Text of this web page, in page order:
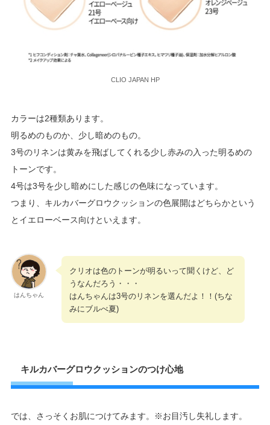
CLIO JAPAN HP
カラーは2種類あります。
明るめのものか、少し暗めのもの。
3号のリネンは黄みを飛ばしてくれる少し赤みの入った明るめの
トーンです。
4号は3号を少し暗めにした感じの色味になっています。
つまり、キルカバーグロウクッションの色展開はどちらかという
とイエローベース向けといえます。
はんちゃん
クリオは色のトーンが明るいって聞くけど、ど
うなんだろう・・・
はんちゃんは3号のリネンを選んだよ！！(ちな
みにブルべ夏)
キルカバーグロウクッションのつけ心地
では、さっそくお肌につけてみます。※お目汚し失礼します。